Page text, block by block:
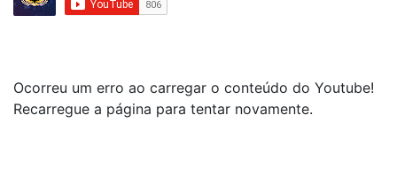
Ocorreu um erro ao carregar o conteúdo do Youtube!
Recarregue a página para tentar novamente.